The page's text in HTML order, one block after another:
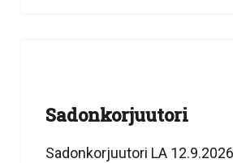
Sadonkorjuutori
Sadonkorjuutori LA